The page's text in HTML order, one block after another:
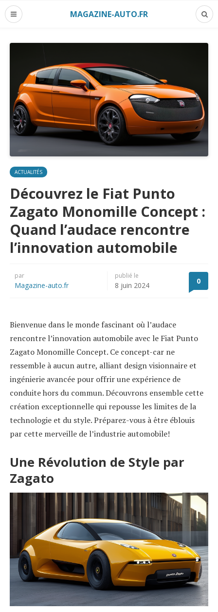
MAGAZINE-AUTO.FR
ACTUALITÉS
Découvrez le Fiat Punto
Zagato Monomille Concept :
Quand l’audace rencontre
l’innovation automobile
par
Magazine-auto.fr
publié le
8 juin 2024 0
Bienvenue dans le monde fascinant où l’audace
rencontre l’innovation automobile avec le Fiat Punto
Zagato Monomille Concept. Ce concept-car ne
ressemble à aucun autre, alliant design visionnaire et
ingénierie avancée pour offrir une expérience de
conduite hors du commun. Découvrons ensemble cette
création exceptionnelle qui repousse les limites de la
technologie et du style. Préparez-vous à être éblouis
par cette merveille de l’industrie automobile!
Une Révolution de Style par
Zagato